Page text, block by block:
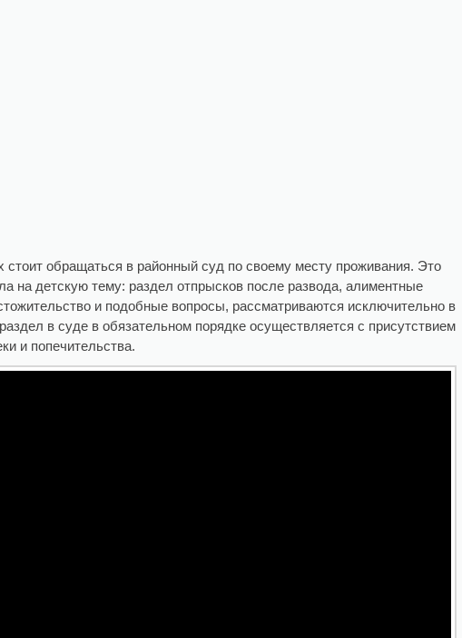
стоит обращаться в районный суд по своему месту проживания. Это
на детскую тему: раздел отпрысков после развода, алиментные
и подобные вопросы, рассматриваются исключительно в
в суде в обязательном порядке осуществляется с присутствием
и попечительства.